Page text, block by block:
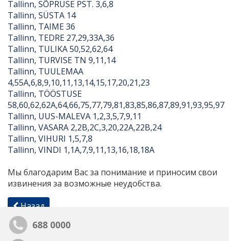
Tallinn, SÕPRUSE PST. 3,6,8
Tallinn, SÜSTA 14
Tallinn, TAIME 36
Tallinn, TEDRE 27,29,33A,36
Tallinn, TULIKA 50,52,62,64
Tallinn, TURVISE TN 9,11,14
Tallinn, TUULEMAA
4,55A,6,8,9,10,11,13,14,15,17,20,21,23
Tallinn, TÖÖSTUSE
58,60,62,62A,64,66,75,77,79,81,83,85,86,87,89,91,93,95,97
Tallinn, UUS-MALEVA 1,2,3,5,7,9,11
Tallinn, VASARA 2,2B,2C,3,20,22A,22B,24
Tallinn, VIHURI 1,5,7,8
Tallinn, VINDI 1,1A,7,9,11,13,16,18,18A
Мы благодарим Вас за понимание и приносим свои
извинения за возможные неудобства.
Назад
688 0000